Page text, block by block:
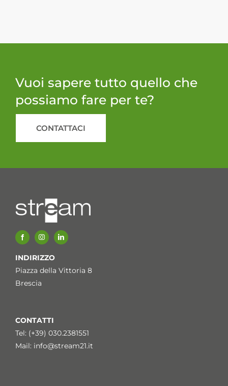
Vuoi sapere tutto quello che
possiamo fare per te?
CONTATTACI
INDIRIZZO
Piazza della Vittoria 8
Brescia
CONTATTI
Tel: (+39) 030.2381551
Mail: info@stream21.it